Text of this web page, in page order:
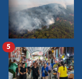
5